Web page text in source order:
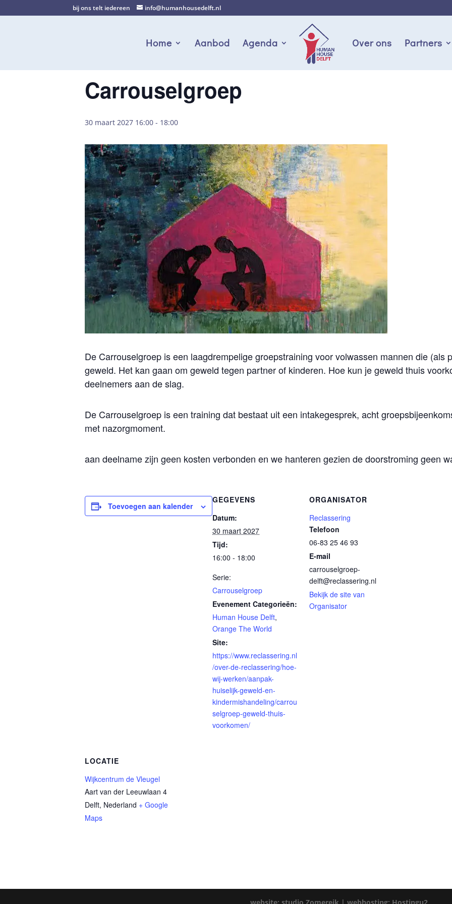
bij ons telt iedereen info@humanhousedelft.nl
Home Aanbod Agenda Over ons Partners
Carrouselgroep
30 maart 2027 16:00 - 18:00
De Carrouselgroep is een laagdrempelige groepstraining voor volwassen mannen die (als
geweld. Het kan gaan om geweld tegen partner of kinderen. Hoe kun je geweld thuis
deelnemers aan de slag.
De Carrouselgroep is een training dat bestaat uit een intakegesprek, acht
met nazorgmoment.
aan deelname zijn geen kosten verbonden en we hanteren gezien de doorstroming geen
Toevoegen aan kalender
GEGEVENS
Datum:
30 maart 2027
Tijd:
16:00 - 18:00
Serie:
Carrouselgroep
Evenement Categorieën:
Human House Delft,
Orange The World
Site:
https://www.reclassering.nl
/over-de-reclassering/hoe-
wij-werken/aanpak-
huiselijk-geweld-en-
kindermishandeling/carrou
selgroep-geweld-thuis-
voorkomen/
ORGANISATOR
Reclassering
Telefoon
06-83 25 46 93
E-mail
carrouselgroep-
delft@reclassering.nl
Bekijk de site van
Organisator
LOCATIE
Wijkcentrum de Vleugel
Aart van der Leeuwlaan 4
Delft, Nederland + Google
Maps